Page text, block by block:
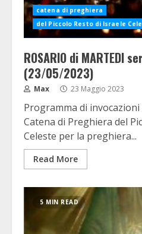
catena di preghiera
del Piccolo Resto di Israele
ROSARIO di MARTEDI
(23/05/2023)
Max 23 Maggio 2023
Programma di
Catena di Preghiera del
Celeste per la preghiera...
Read More
5 MIN READ